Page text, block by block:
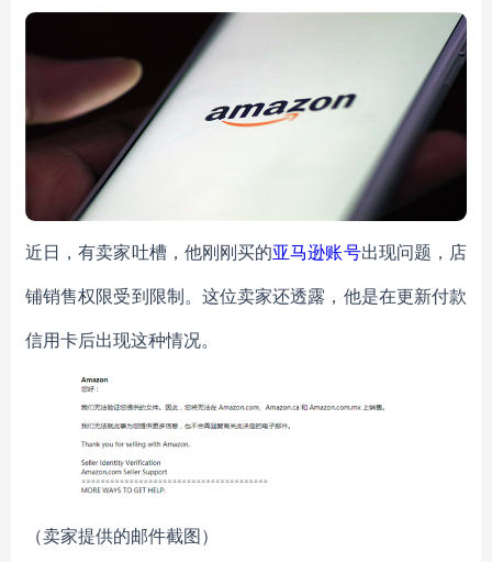
近日，有卖家吐槽，他刚刚买的亚马逊账号出现问题，店
铺销售权限受到限制。这位卖家还透露，他是在更新付款
信用卡后出现这种情况。
（卖家提供的邮件截图）